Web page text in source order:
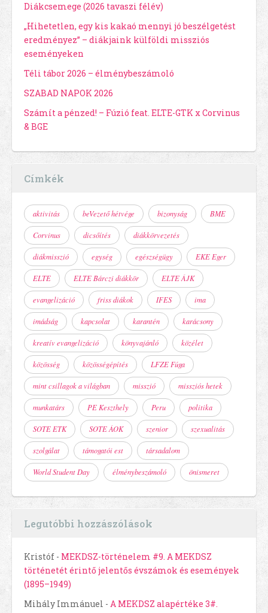
Diákcsemege (2026 tavaszi félév)
„Hihetetlen, egy kis kakaó mennyi jó beszélgetést
eredményez” – diákjaink külföldi missziós
eseményeken
Téli tábor 2026 – élménybeszámoló
SZABAD NAPOK 2026
Számít a pénzed! – Fúzió feat. ELTE-GTK x Corvinus
& BGE
Címkék
aktivitás beVezető hétvége bizonyság BME
Corvinus dicsőítés diákkörvezetés
diákmisszió egység egészségügy EKE Eger
ELTE ELTE Bárczi diákkör ELTE ÁJK
evangelizáció friss diákok IFES ima
imádság kapcsolat karantén karácsony
kreatív evangelizáció könyvajánló közélet
közösség közösségépítés LFZE Fúga
mint csillagok a világban misszió missziós hetek
munkatárs PE Keszthely Peru politika
SOTE ETK SOTE ÁOK szenior szexualitás
szolgálat támogatói est társadalom
World Student Day élménybeszámoló önismeret
Legutóbbi hozzászólások
Kristóf - MEKDSZ-történelem #9. A MEKDSZ
történetét érintő jelentős évszámok és események
(1895–1949)
Mihály Immánuel - A MEKDSZ alapértéke 3#.